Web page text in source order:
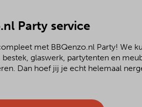
Party service
met BBQenzo.nl Party! We
bestek, glaswerk, partytenten en
Dan hoef jij je echt helemaal